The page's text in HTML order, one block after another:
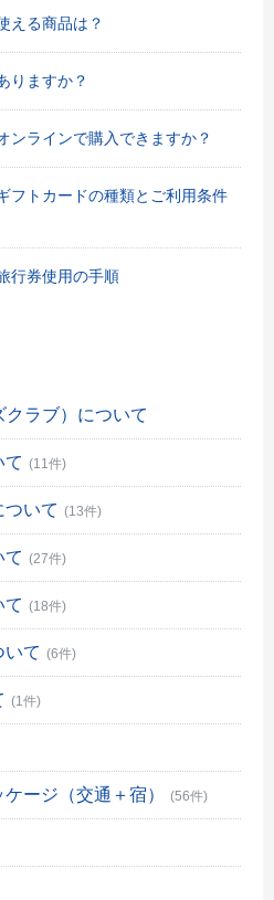
える商品は？
りますか？
ンラインで購入できますか？
フトカードの種類とご利用条件
行券使用の手順
ラブ）について
て (11件)
ついて (13件)
て (27件)
て (18件)
いて (6件)
(1件)
ージ（交通＋宿） (56件)